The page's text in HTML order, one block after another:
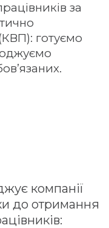
за
готуємо
компанії
до отримання